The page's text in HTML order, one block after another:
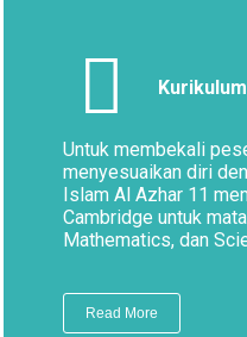
Kurikulum
Untuk membekali
menyesuaikan diri
Islam Al Azhar 11
Cambridge untuk
Mathematics, dan
Read More